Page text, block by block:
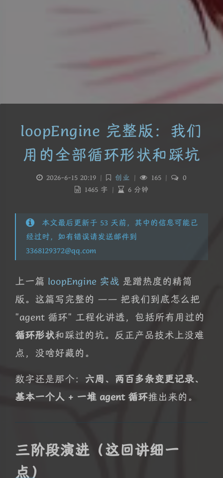
loopEngine 完整版：我们
用的全部循环形状和踩坑
2026-6-15 20:19 | 创业 | 165 |
0
1465 字 | 6 分钟
本文最后更新于 53 天前，其中的信息可能已
经过时，如有错误请发送邮件到
3368129372@qq.com
上一篇 loopEngine 实战 是蹭热度的精简
版。这篇写完整的 —— 把我们到底怎么把
"agent 循环" 工程化讲透，包括所有用过的
循环形状和踩过的坑。反正产品技术上没难
点，没啥好藏的。
数字还是那个： 六周、两百多条变更记录、
基本一个人 + 一堆 agent 循环推出来的。
三阶段演进（这回讲细一
点）